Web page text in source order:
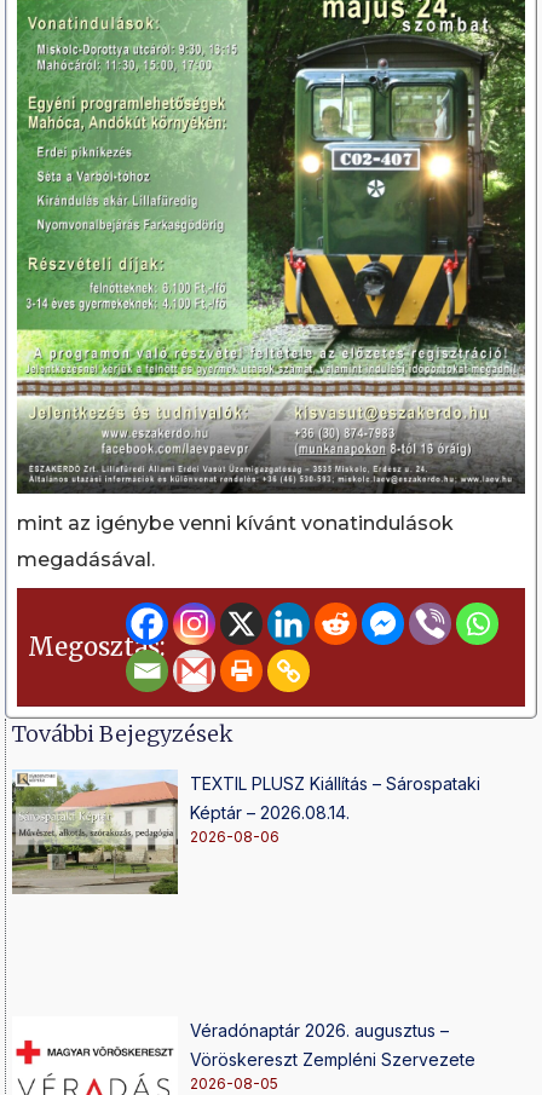
mint az igénybe venni kívánt vonatindulások
megadásával.
Megosztás:
További Bejegyzések
TEXTIL PLUSZ Kiállítás – Sárospataki
Képtár – 2026.08.14.
2026-08-06
Véradónaptár 2026. augusztus –
Vöröskereszt Zempléni Szervezete
2026-08-05